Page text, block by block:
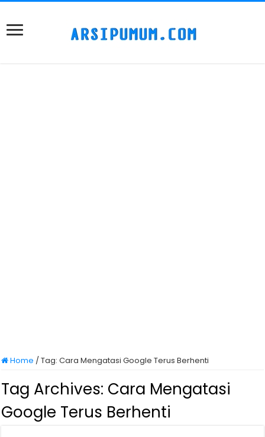
Home /Tag:Cara Mengatasi Google Terus Berhenti
Tag Archives: Cara Mengatasi
Google Terus Berhenti